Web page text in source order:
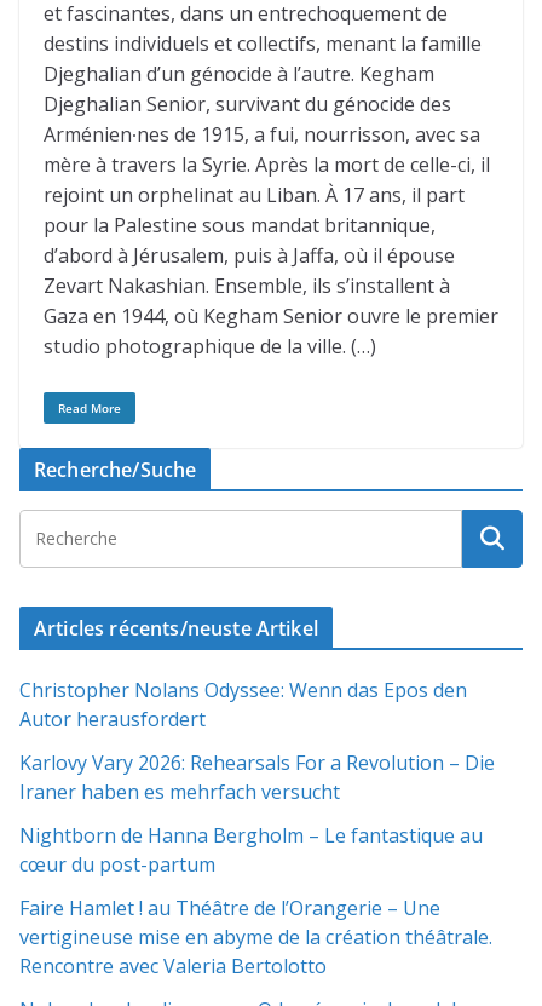
et fascinantes, dans un entrechoquement de
destins individuels et collectifs, menant la famille
Djeghalian d’un génocide à l’autre. Kegham
Djeghalian Senior, survivant du génocide des
Arménien∙nes de 1915, a fui, nourrisson, avec sa
mère à travers la Syrie. Après la mort de celle-ci, il
rejoint un orphelinat au Liban. À 17 ans, il part
pour la Palestine sous mandat britannique,
d’abord à Jérusalem, puis à Jaffa, où il épouse
Zevart Nakashian. Ensemble, ils s’installent à
Gaza en 1944, où Kegham Senior ouvre le premier
studio photographique de la ville. (…)
Read More
Recherche/Suche
Articles récents/neuste Artikel
Christopher Nolans Odyssee: Wenn das Epos den
Autor herausfordert
Karlovy Vary 2026: Rehearsals For a Revolution – Die
Iraner haben es mehrfach versucht
Nightborn de Hanna Bergholm – Le fantastique au
cœur du post-partum
Faire Hamlet ! au Théâtre de l’Orangerie – Une
vertigineuse mise en abyme de la création théâtrale.
Rencontre avec Valeria Bertolotto